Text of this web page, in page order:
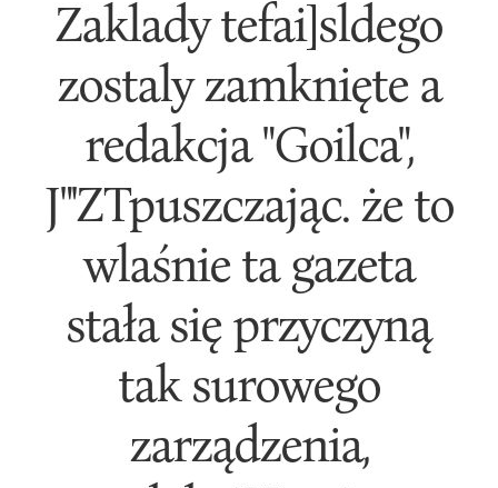
Zaklady tefai]sldego
zostaly zamknięte a
redakcja "Goilca",
J"'ZTpuszczając. że to
wlaśnie ta gazeta
stała się przyczyną
tak surowego
zarządzenia,